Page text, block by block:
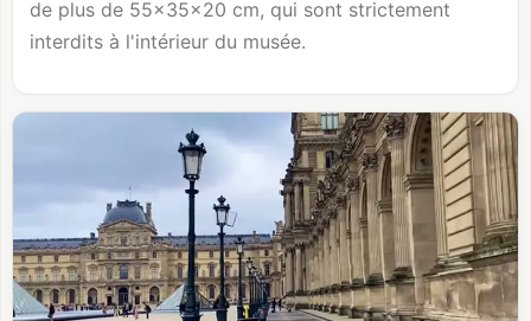
de plus de 55×35×20 cm, qui sont strictement
interdits à l'intérieur du musée.